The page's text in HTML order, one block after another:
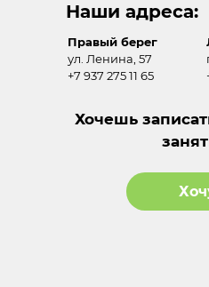
Наши адреса:
Правый берег
ул. Ленина, 57
+7 937 275 11 65
Хочешь